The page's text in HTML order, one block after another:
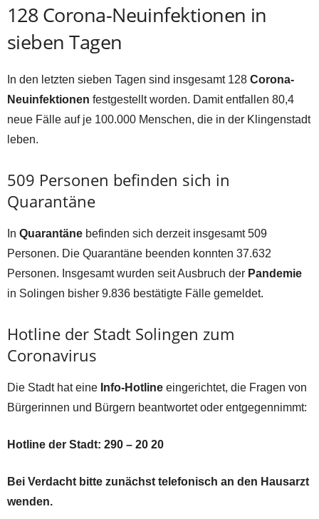
128 Corona-Neuinfektionen in
sieben Tagen
In den letzten sieben Tagen sind insgesamt 128 Corona-
Neuinfektionen festgestellt worden. Damit entfallen 80,4
neue Fälle auf je 100.000 Menschen, die in der Klingenstadt
leben.
509 Personen befinden sich in
Quarantäne
In Quarantäne befinden sich derzeit insgesamt 509
Personen. Die Quarantäne beenden konnten 37.632
Personen. Insgesamt wurden seit Ausbruch der Pandemie
in Solingen bisher 9.836 bestätigte Fälle gemeldet.
Hotline der Stadt Solingen zum
Coronavirus
Die Stadt hat eine Info-Hotline eingerichtet, die Fragen von
Bürgerinnen und Bürgern beantwortet oder entgegennimmt:
Hotline der Stadt: 290 – 20 20
Bei Verdacht bitte zunächst telefonisch an den Hausarzt
wenden.